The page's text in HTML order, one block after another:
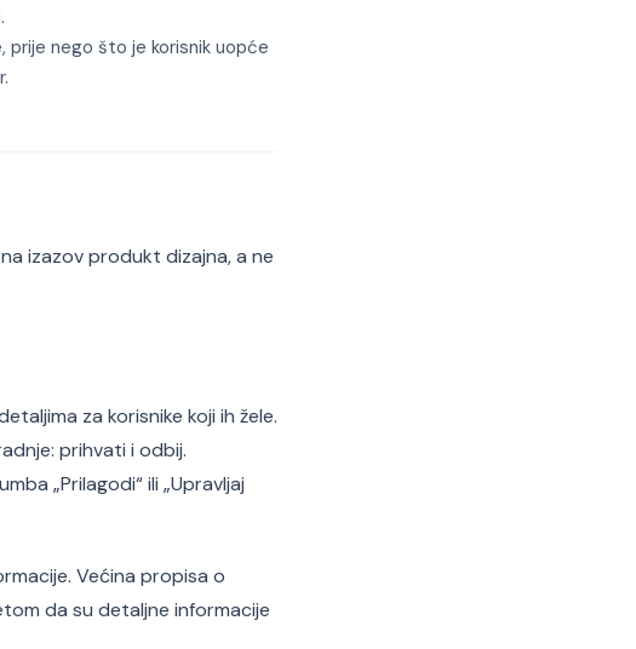
prije nego što je korisnik uopće
izazov produkt dizajna, a ne
za korisnike koji ih žele.
prihvati i odbij.
„Prilagodi“ ili „Upravljaj
Većina propisa o
da su detaljne informacije